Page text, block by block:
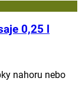
0,25 l
nahoru nebo